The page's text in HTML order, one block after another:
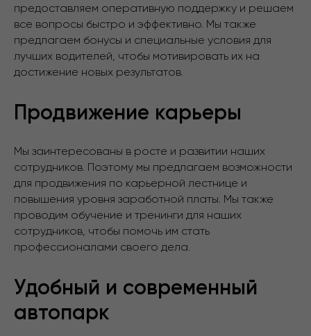
предоставляем оперативную поддержку и решаем
все вопросы быстро и эффективно. Мы также
предлагаем бонусы и специальные условия для
лучших водителей, чтобы мотивировать их на
достижение новых результатов.
Продвижение карьеры
Мы заинтересованы в росте и развитии наших
сотрудников. Поэтому мы предлагаем возможности
для продвижения по карьерной лестнице и
повышения уровня заработной платы. Мы также
проводим обучение и тренинги для наших
сотрудников, чтобы помочь им стать
профессионалами своего дела.
Удобный и современный
автопарк